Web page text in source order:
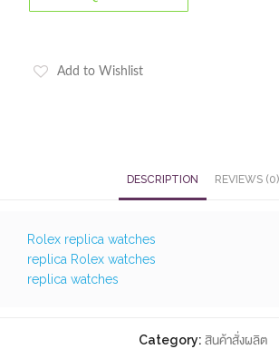
Add to Wishlist
DESCRIPTION REVIEWS (0)
Rolex replica watches
replica Rolex watches
replica watches
Category: สินค้าสั่งผลิต